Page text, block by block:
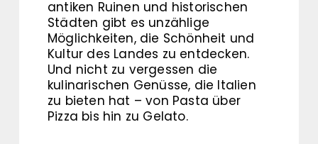
antiken Ruinen und historischen
Städten gibt es unzählige
Möglichkeiten, die Schönheit und
Kultur des Landes zu entdecken.
Und nicht zu vergessen die
kulinarischen Genüsse, die Italien
zu bieten hat – von Pasta über
Pizza bis hin zu Gelato.